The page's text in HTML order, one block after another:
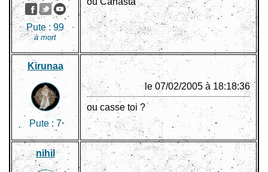
Pute : 99
à mort
Kirunaa
Pute : 7
le 07/02/2005 à 18:18:36
ou casse toi ?
nihil